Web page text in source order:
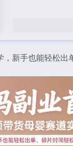
新手也能轻松出